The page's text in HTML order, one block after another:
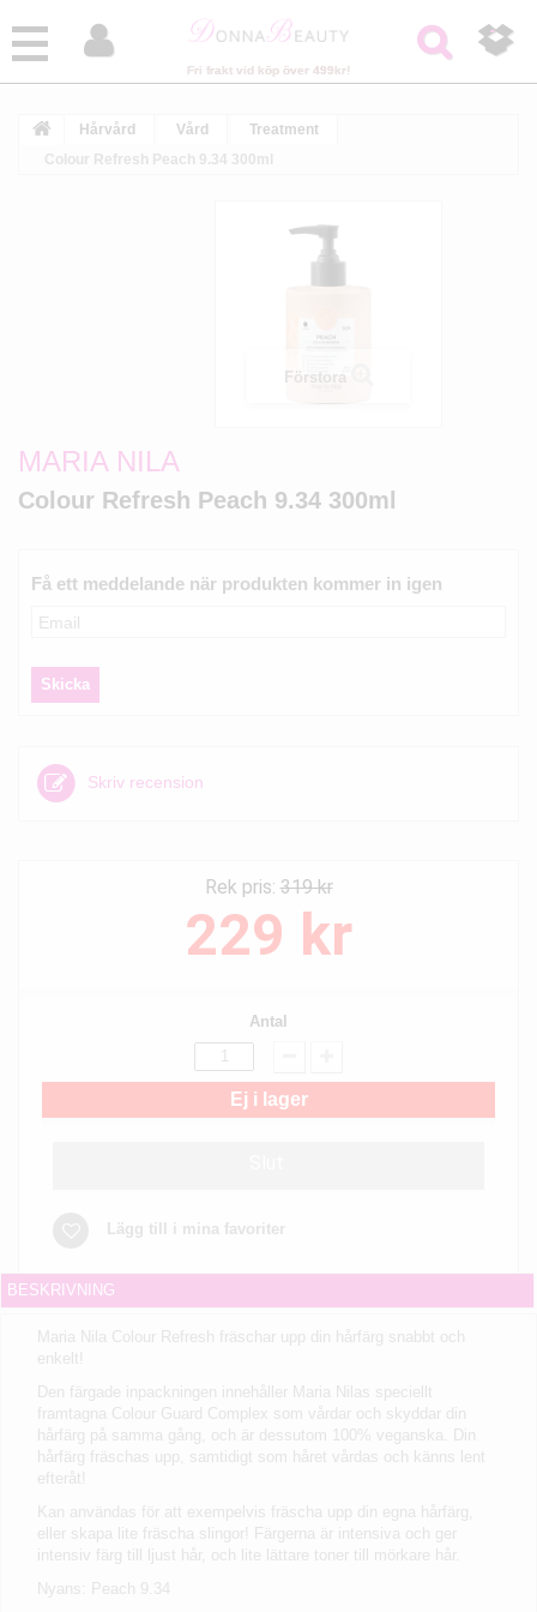
Hårvård Vård
Treatment
Colour Refresh Peach 9.34 300ml
Förstora
MARIA NILA
Colour Refresh Peach 9.34 300ml
Få ett meddelande när produkten kommer in igen
Skriv recension
Rek pris:319 kr
229 kr
Antal
Ej i lager
Lägg till i mina favoriter
BESKRIVNING
Maria Nila Colour Refresh fräschar upp din hårfärg snabbt och
enkelt!
Den färgade inpackningen innehåller Maria Nilas speciellt
framtagna Colour Guard Complex som vårdar och skyddar din
hårfärg på samma gång, och är dessutom 100% veganska. Din
hårfärg fräschas upp, samtidigt som håret vårdas och känns lent
efteråt!
Kan användas för att exempelvis fräscha upp din egna hårfärg,
eller skapa lite fräscha slingor! Färgerna är intensiva och ger
intensiv färg till ljust hår, och lite lättare toner till mörkare hår.
Nyans: Peach 9.34
Fri frakt vid köp över 499kr!
 
